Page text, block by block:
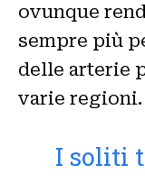
ovunque
sempre più
delle arterie
varie regioni.
I soliti